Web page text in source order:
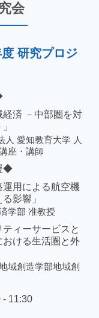
会
研究プロジ
経済 －中部圏を対
愛知教育大学 人
座・講師
◆
運用による航空機
影響」
学部 准教授
ティーサービスと
おける生活圏と外
創造学部地域創
- 11:30